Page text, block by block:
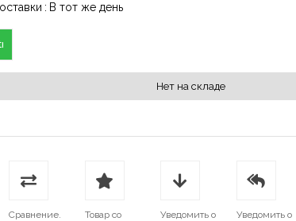
: В тот же день
Нет на складе
Сравнение.
Товар со
Уведомить о
Уведомить о